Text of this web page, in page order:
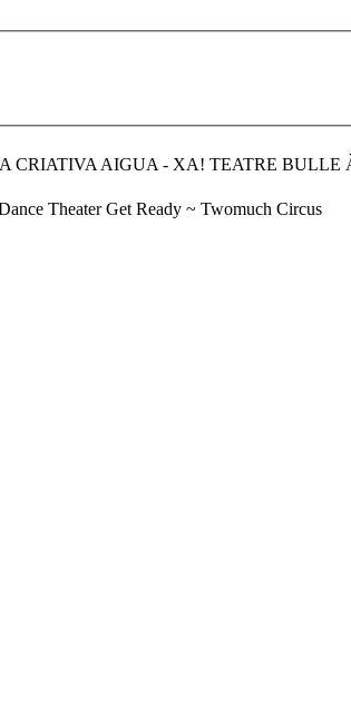
CRIATIVA AIGUA - XA! TEATRE BULLE
Theater Get Ready ~ Twomuch Circus